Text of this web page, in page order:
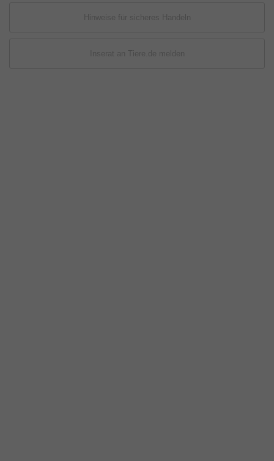
Hinweise für sicheres Handeln
Inserat an Tiere.de melden